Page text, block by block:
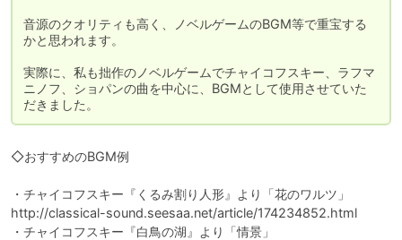
音源のクオリティも高く、ノベルゲームのBGM等で重宝する
かと思われます。
実際に、私も拙作のノベルゲームでチャイコフスキー、ラフマ
ニノフ、ショパンの曲を中心に、BGMとして使用させていた
だきました。
◇おすすめのBGM例
・チャイコフスキー『くるみ割り人形』より「花のワルツ」
http://classical-sound.seesaa.net/article/174234852.html
・チャイコフスキー『白鳥の湖』より「情景」